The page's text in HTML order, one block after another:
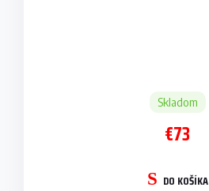
Skladom
€73
DO KOŠÍKA